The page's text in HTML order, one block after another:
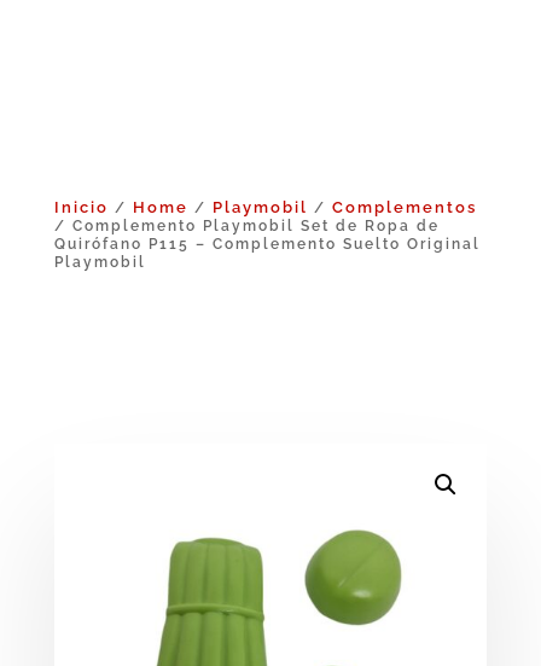
Inicio / Home / Playmobil / Complementos
/ Complemento Playmobil Set de Ropa de
Quirófano P115 – Complemento Suelto Original
Playmobil